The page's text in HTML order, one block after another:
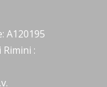
A120195
: